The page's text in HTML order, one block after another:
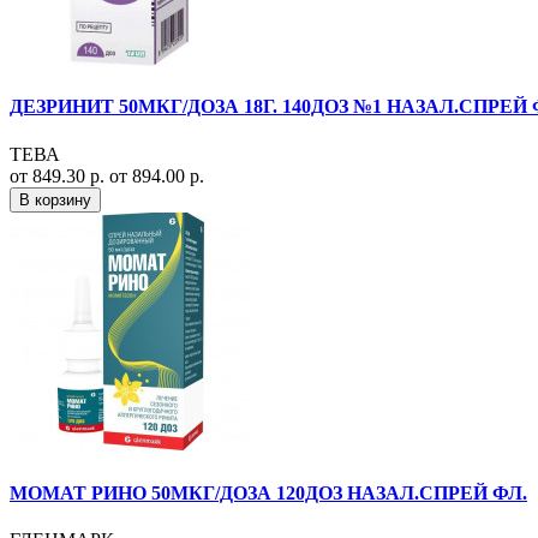
ДЕЗРИНИТ 50МКГ/ДОЗА 18Г. 140ДОЗ №1 НАЗАЛ.СПРЕЙ
ТЕВА
от 849.30 р. от 894.00 р.
В корзину
МОМАТ РИНО 50МКГ/ДОЗА 120ДОЗ НАЗАЛ.СПРЕЙ ФЛ.